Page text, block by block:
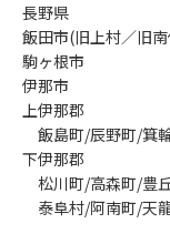
長野県
飯田市(旧上村／旧
駒ヶ根市
伊那市
上伊那郡
飯島町/辰野町/箕
下伊那郡
松川町/高森町/豊
泰阜村/阿南町/天